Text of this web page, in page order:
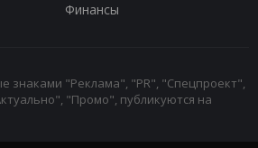
Финансы
знаками "Реклама", "PR", "Спецпроект",
"Промо", публикуются на